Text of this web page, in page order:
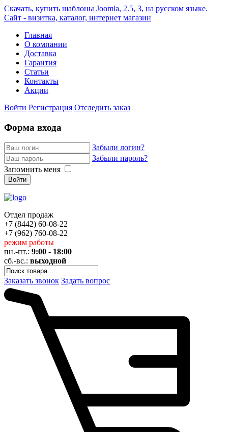
Скачать, купить шаблоны Joomla, 2.5, 3, на русском языке.
Сайт - визитка, каталог, интернет магазин
Главная
О компании
Доставка
Гарантия
Статьи
Контакты
Акции
Войти Регистрация Отследить заказ
Форма входа
Забыли логин?
Забыли пароль?
Запомнить меня
Войти
Отдел продаж
+7 (8442) 60-08-22
+7 (962) 760-08-22
режим работы
пн.-пт.: 9:00 - 18:00
сб.-вс.: выходной
Заказать звонок Задать вопрос